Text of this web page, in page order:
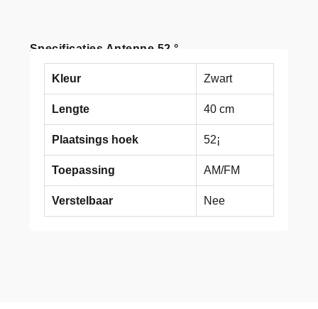
Specificaties Antenne 52 °
Kleur Zwart
Lengte 40 cm
Plaatsings hoek 52¡
Toepassing AM/FM
Verstelbaar Nee